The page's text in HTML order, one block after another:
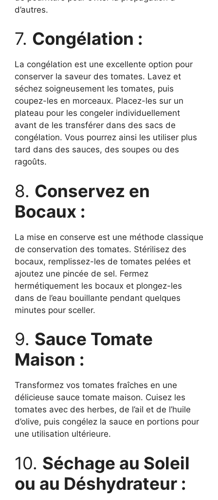
d’autres.
7. Congélation :
La congélation est une excellente option pour
conserver la saveur des tomates. Lavez et
séchez soigneusement les tomates, puis
coupez-les en morceaux. Placez-les sur un
plateau pour les congeler individuellement
avant de les transférer dans des sacs de
congélation. Vous pourrez ainsi les utiliser plus
tard dans des sauces, des soupes ou des
ragoûts.
8. Conservez en
Bocaux :
La mise en conserve est une méthode classique
de conservation des tomates. Stérilisez des
bocaux, remplissez-les de tomates pelées et
ajoutez une pincée de sel. Fermez
hermétiquement les bocaux et plongez-les
dans de l’eau bouillante pendant quelques
minutes pour sceller.
9. Sauce Tomate
Maison :
Transformez vos tomates fraîches en une
délicieuse sauce tomate maison. Cuisez les
tomates avec des herbes, de l’ail et de l’huile
d’olive, puis congélez la sauce en portions pour
une utilisation ultérieure.
10. Séchage au Soleil
ou au Déshydrateur :